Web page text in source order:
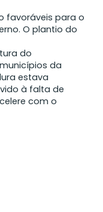
favoráveis para o
O plantio do
do
da
estava
à falta de
com o